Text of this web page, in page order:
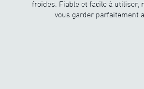
froides. Fiable et facile à utiliser,
vous garder parfaitement